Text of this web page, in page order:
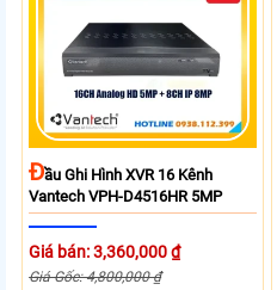
ĐẦu Ghi Hình XVR 16 Kênh
Vantech VPH-D4516HR 5MP
Giá bán: 3,360,000 ₫
Giá Gốc: 4,800,000 ₫